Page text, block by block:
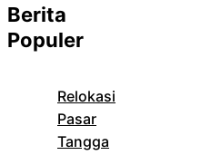
Berita
Populer
Relokasi
Pasar
Tangga